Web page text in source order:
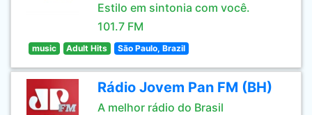
Estilo em sintonia com você.
101.7 FM
music Adult Hits São Paulo, Brazil
Rádio Jovem Pan FM (BH)
A melhor rádio do Brasil